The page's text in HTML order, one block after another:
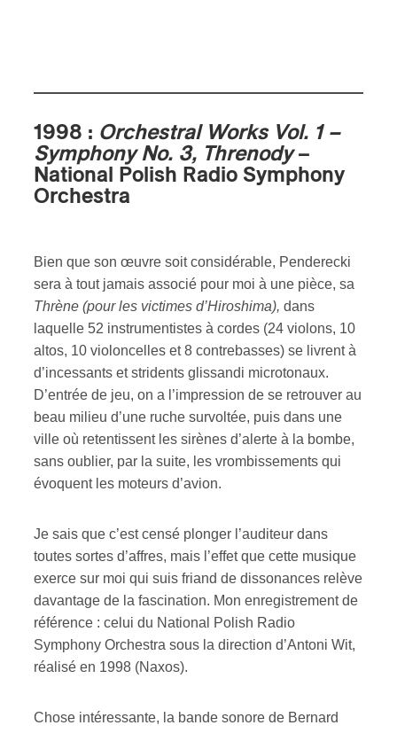
1998 : Orchestral Works Vol. 1 –
Symphony No. 3, Threnody –
National Polish Radio Symphony
Orchestra
Bien que son œuvre soit considérable, Penderecki
sera à tout jamais associé pour moi à une pièce, sa
Thrène (pour les victimes d’Hiroshima), dans
laquelle 52 instrumentistes à cordes (24 violons, 10
altos, 10 violoncelles et 8 contrebasses) se livrent à
d’incessants et stridents glissandi microtonaux.
D’entrée de jeu, on a l’impression de se retrouver au
beau milieu d’une ruche survoltée, puis dans une
ville où retentissent les sirènes d’alerte à la bombe,
sans oublier, par la suite, les vrombissements qui
évoquent les moteurs d’avion.
Je sais que c’est censé plonger l’auditeur dans
toutes sortes d’affres, mais l’effet que cette musique
exerce sur moi qui suis friand de dissonances relève
davantage de la fascination. Mon enregistrement de
référence : celui du National Polish Radio
Symphony Orchestra sous la direction d’Antoni Wit,
réalisé en 1998 (Naxos).
Chose intéressante, la bande sonore de Bernard